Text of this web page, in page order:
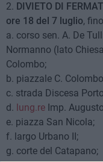
2. DIVIETO DI
ore 18 del 7 luglio,
a. corso sen. A. De
Normanno (lato
Colombo;
b. piazzale C.
c. strada Discesa
d. lung.re Imp.
e. piazza San Nicola;
f. largo Urbano II;
g. corte del Catapano;